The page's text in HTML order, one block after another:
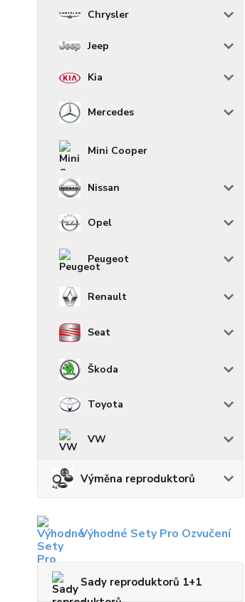
Chrysler
Jeep
Kia
Mercedes
Mini Cooper
Nissan
Opel
Peugeot
Renault
Seat
Škoda
Toyota
VW
Výměna reproduktorů
Výhodné Sety Pro Ozvučení
Sady reproduktorů 1+1